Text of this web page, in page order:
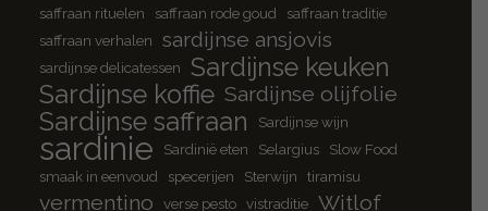
saffraan rituelen
saffraan rode goud
saffraan traditie
saffraan verhalen
sardijnse ansjovis
sardijnse delicatessen
Sardijnse keuken
Sardijnse koffie Sardijnse olijfolie
Sardijnse saffraan Sardijnse wijn
sardinie Sardinië eten Selargius
Slow Food
smaak in eenvoud
specerijen Sterwijn tiramisu
vermentino verse pesto vistraditie Witlof